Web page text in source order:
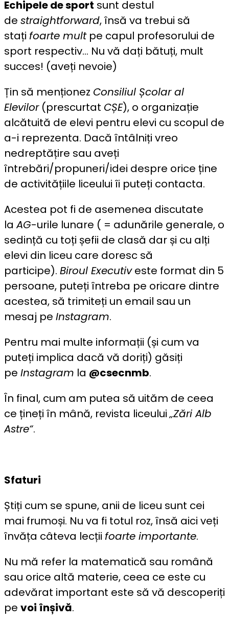
Echipele de sport sunt destul
de straightforward, însă va trebui să
stați foarte multpe capul profesorului de
sport respectiv… Nu vă dați bătuți, mult
succes! (aveți nevoie)
Țin să menționez Consiliul Școlar al
Elevilor(prescurtat CȘE), o organizație
alcătuită de elevi pentru elevi cu scopul de
a-i reprezenta. Dacă întâlniți vreo
nedreptățire sau aveți
întrebări/propuneri/idei despre orice ține
de activitățiile liceului îi puteți contacta.
Acestea pot fi de asemenea discutate
laAG-urile lunare ( = adunările generale, o
sedință cu toți șefii de clasă dar și cu alți
elevi din liceu care doresc să
participe). Biroul Executiveste format din 5
persoane, puteți întreba pe oricare dintre
acestea, să trimiteți un email sau un
mesaj pe Instagram.
Pentru mai multe informații (și cum va
puteți implica dacă vă doriți) găsiți
pe Instagram la @csecnmb.
În final, cum am putea să uităm de ceea
ce țineți în mână, revista liceului„Zări Alb
Astre“.
Sfaturi
Știți cum se spune, anii de liceu sunt cei
mai frumoși. Nu va fi totul roz, însă aici veți
învăța câteva lecții foarte importante.
Nu mă refer la matematică sau română
sau orice altă materie, ceea ce este cu
adevărat important este să vă descoperiți
pe voi înșivă.